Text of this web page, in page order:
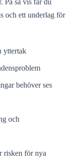
På så vis får du
och ett underlag för
yttertak
behöver ses
och
risken för nya